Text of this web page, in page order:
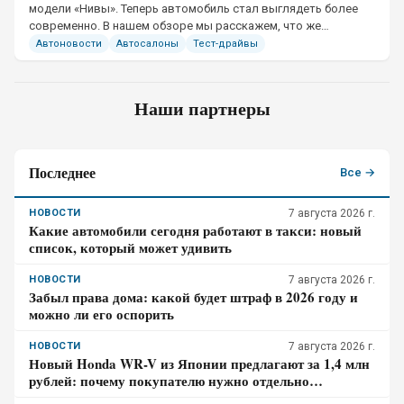
модели «Нивы». Теперь автомобиль стал выглядеть более
современно. В нашем обзоре мы расскажем, что же
изменилось в LADA Niva
Автоновости Автосалоны Тест-драйвы
Наши партнеры
Последнее Все →
НОВОСТИ 7 августа 2026 г.
Какие автомобили сегодня работают в такси: новый
список, который может удивить
НОВОСТИ 7 августа 2026 г.
Забыл права дома: какой будет штраф в 2026 году и
можно ли его оспорить
НОВОСТИ 7 августа 2026 г.
Новый Honda WR-V из Японии предлагают за 1,4 млн
рублей: почему покупателю нужно отдельно